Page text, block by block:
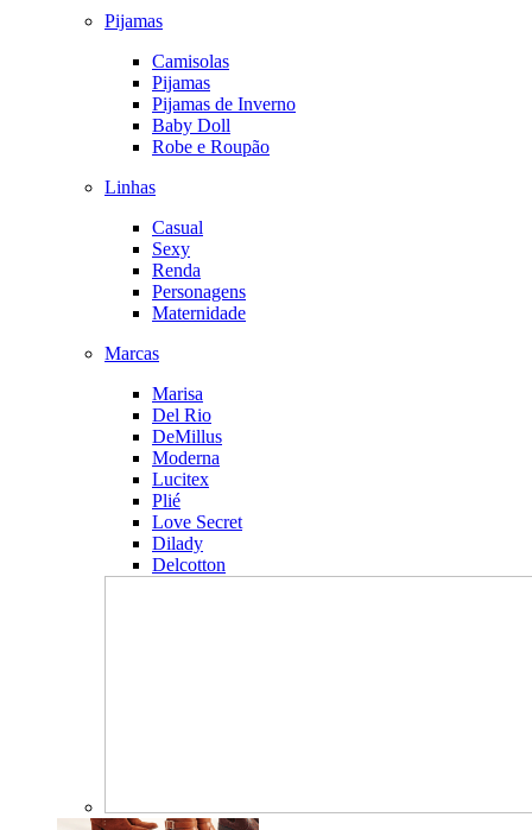
Pijamas
Camisolas
Pijamas
Pijamas de Inverno
Baby Doll
Robe e Roupão
Linhas
Casual
Sexy
Renda
Personagens
Maternidade
Marcas
Marisa
Del Rio
DeMillus
Moderna
Lucitex
Plié
Love Secret
Dilady
Delcotton